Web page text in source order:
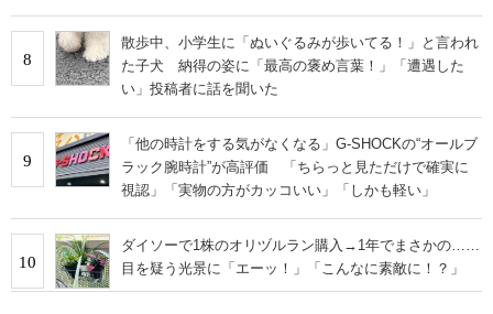
8
散歩中、小学生に「ぬいぐるみが歩いてる！」と言われ
た子犬 納得の姿に「最高の褒め言葉！」「遭遇した
い」投稿者に話を聞いた
9
「他の時計をする気がなくなる」G-SHOCKの“オールブ
ラック腕時計”が高評価 「ちらっと見ただけで確実に
視認」「実物の方がカッコいい」「しかも軽い」
10
ダイソーで1株のオリヅルラン購入→1年でまさかの……
目を疑う光景に「エーッ！」「こんなに素敵に！？」